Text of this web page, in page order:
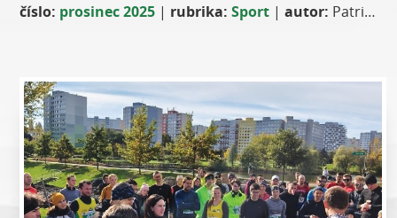
číslo: prosinec 2025 | rubrika: Sport |autor: Patrik Boubín